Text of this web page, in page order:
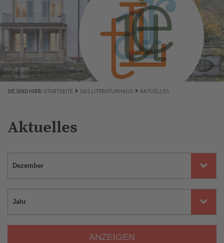
SIE SIND HIER: STARTSEITE DAS LITERATURHAUS AKTUELLES
Aktuelles
ANZEIGEN